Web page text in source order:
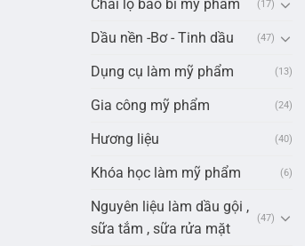
Chai lọ bao bì mỹ phẩm (17)
Dầu nền -Bơ - Tinh dầu (47)
Dụng cụ làm mỹ phẩm (13)
Gia công mỹ phẩm (24)
Hương liệu (40)
Khóa học làm mỹ phẩm (6)
Nguyên liệu làm dầu gội ,
sữa tắm , sữa rửa mặt
(47)